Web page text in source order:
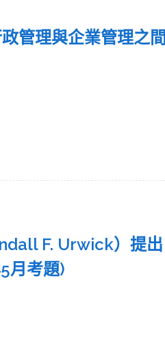
管理與企業管理之間
F. Urwick）提出
月考題)